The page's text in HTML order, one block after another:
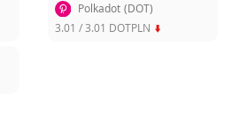
Polkadot (DOT)
3.01 / 3.01 DOTPLN